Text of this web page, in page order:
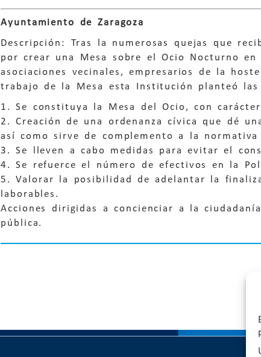
Ayuntamiento de Zaragoza
Descripción: Tras la numerosas quejas que
por crear una Mesa sobre el Ocio Nocturno
asociaciones vecinales, empresarios de la
trabajo de la Mesa esta Institución planteó las
1. Se constituya la Mesa del Ocio, con
2. Creación de una ordenanza cívica que dé
así como sirve de complemento a la
3. Se lleven a cabo medidas para evitar el
4. Se refuerce el número de efectivos en la
5. Valorar la posibilidad de adelantar la
laborables.
Acciones dirigidas a concienciar a la
pública.